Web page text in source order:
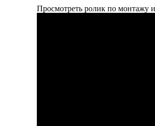
Просмотреть ролик по